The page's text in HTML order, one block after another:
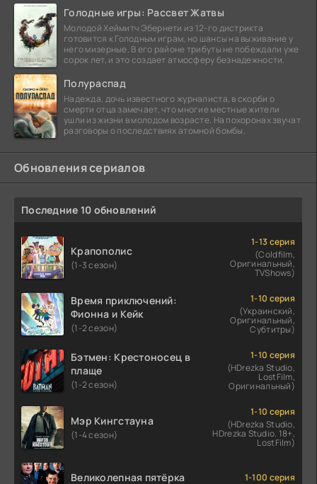
Голодные игры: Рассвет Жатвы
Молодой Хеймитч Эбернети из 12-го дистрикта
готовится к Голодным играм, но шансы на выживание у
него мизерные. В его районе трибуты не побеждали уже
сорок лет, и это создает атмосферу безнадежности.
Полураспад
Надежда, дочь известного журналиста, в скорби о
смерти отца замечает, что многие местные жители
ушли из жизни в молодом возрасте. На похоронах звучат
разговоры о последствиях атомной бомбы.
Обновления сериалов
Последние 10 обновлений
Крапополис
(1-3 сезон)
1-13 серия
(Coldfilm,
Оригинальный,
TVShows)
Время приключений:
Фионна и Кейк
(1-2 сезон)
1-10 серия
(Украинский,
Оригинальный,
Субтитры)
Бэтмен: Крестоносец в
плаще
(1-2 сезон)
1-10 серия
(HDrezka Studio,
LostFilm,
Оригинальный)
Мэр Кингстауна
(1-4 сезон)
1-10 серия
(HDrezka Studio,
HDrezka Studio. 18+,
LostFilm)
Великолепная пятёрка
1-100 серия